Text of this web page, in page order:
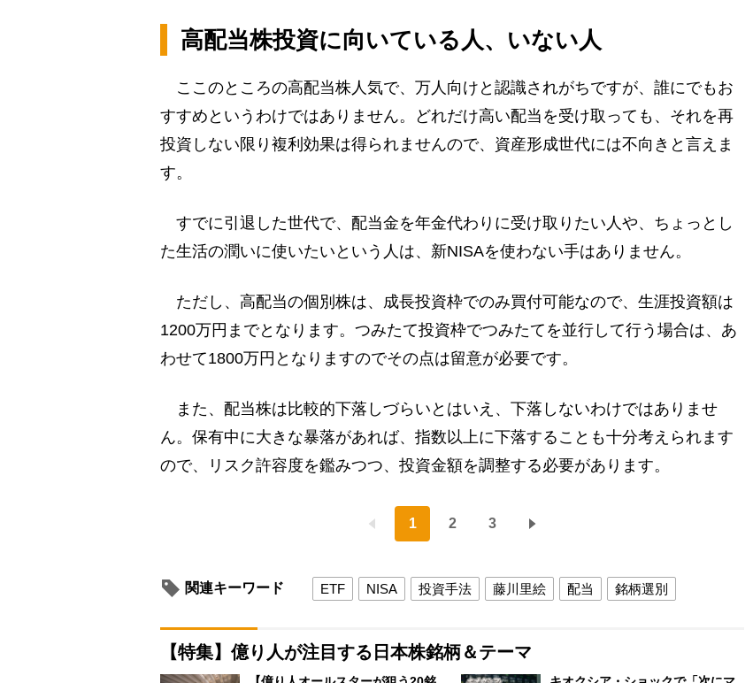
高配当株投資に向いている人、いない人
ここのところの高配当株人気で、万人向けと認識されがちですが、誰にでもお
すすめというわけではありません。どれだけ高い配当を受け取っても、それを再
投資しない限り複利効果は得られませんので、資産形成世代には不向きと言えま
す。
すでに引退した世代で、配当金を年金代わりに受け取りたい人や、ちょっとし
た生活の潤いに使いたいという人は、新NISAを使わない手はありません。
ただし、高配当の個別株は、成長投資枠でのみ買付可能なので、生涯投資額は
1200万円までとなります。つみたて投資枠でつみたてを並行して行う場合は、あ
わせて1800万円となりますのでその点は留意が必要です。
また、配当株は比較的下落しづらいとはいえ、下落しないわけではありませ
ん。保有中に大きな暴落があれば、指数以上に下落することも十分考えられます
ので、リスク許容度を鑑みつつ、投資金額を調整する必要があります。
1 2 3
関連キーワード ETF NISA 投資手法 藤川里絵 配当 銘柄選別
【特集】億り人が注目する日本株銘柄＆テーマ